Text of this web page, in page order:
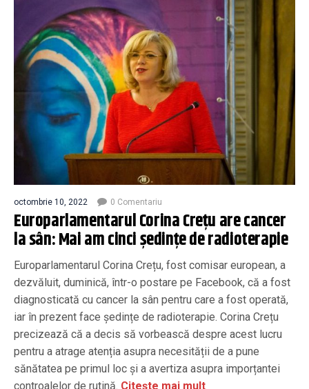
octombrie 10, 2022 0 Comentariu
Europarlamentarul Corina Crețu are cancer
la sân: Mai am cinci ședințe de radioterapie
Europarlamentarul Corina Crețu, fost comisar european, a
dezvăluit, duminică, într-o postare pe Facebook, că a fost
diagnosticată cu cancer la sân pentru care a fost operată,
iar în prezent face ședințe de radioterapie. Corina Crețu
precizează că a decis să vorbească despre acest lucru
pentru a atrage atenția asupra necesității de a pune
sănătatea pe primul loc și a avertiza asupra imporțantei
controalelor de rutină. Citește mai mult